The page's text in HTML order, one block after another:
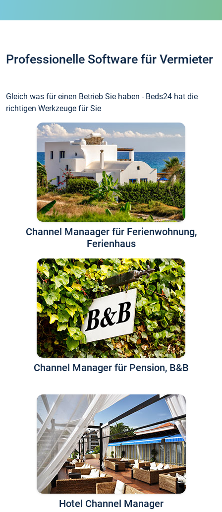
Professionelle Software für Vermieter
Gleich was für einen Betrieb Sie haben - Beds24 hat die
richtigen Werkzeuge für Sie
Channel Manaager für Ferienwohnung,
Ferienhaus
Channel Manager für Pension, B&B
Hotel Channel Manager